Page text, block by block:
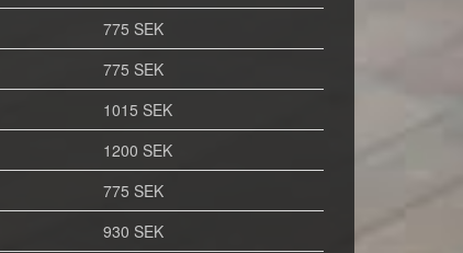
775 SEK
775 SEK
1015 SEK
1200 SEK
775 SEK
930 SEK